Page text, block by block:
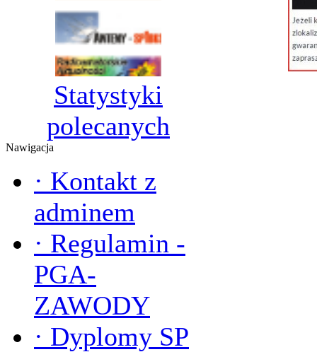
Statystyki
polecanych
Nawigacja
· Kontakt z
adminem
· Regulamin -
PGA-
ZAWODY
· Dyplomy SP